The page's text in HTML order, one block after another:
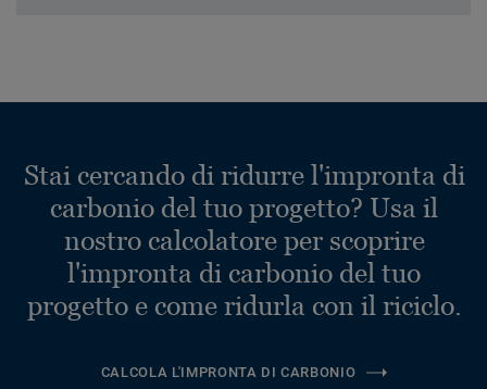
Stai cercando di ridurre l'impronta di
carbonio del tuo progetto? Usa il
nostro calcolatore per scoprire
l'impronta di carbonio del tuo
progetto e come ridurla con il riciclo.
CALCOLA L'IMPRONTA DI CARBONIO